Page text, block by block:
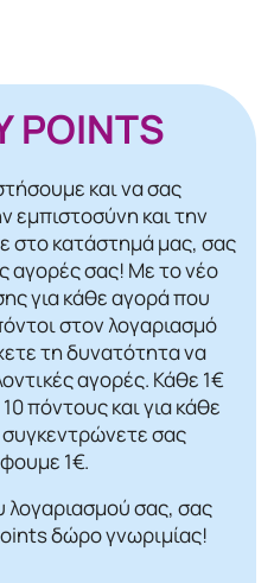
POINTS
και να σας
εμπιστοσύνη και την
στο κατάστημά μας, σας
αγορές σας! Mε το νέο
για κάθε αγορά που
στον λογαριασμό
τη δυνατότητα να
αγορές. Κάθε 1€
πόντους και για κάθε
σας
1€.
λογαριασμού σας, σας
δώρο γνωριμίας!